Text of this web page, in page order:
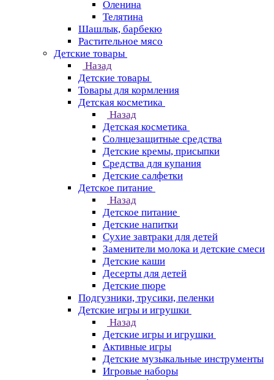
Оленина
Телятина
Шашлык, барбекю
Растительное мясо
Детские товары
Назад
Детские товары
Товары для кормления
Детская косметика
Назад
Детская косметика
Солнцезащитные средства
Детские кремы, присыпки
Средства для купания
Детские салфетки
Детское питание
Назад
Детское питание
Детские напитки
Сухие завтраки для детей
Заменители молока и детские смеси
Детские каши
Десерты для детей
Детские пюре
Подгузники, трусики, пеленки
Детские игры и игрушки
Назад
Детские игры и игрушки
Активные игры
Детские музыкальные инструменты
Игровые наборы